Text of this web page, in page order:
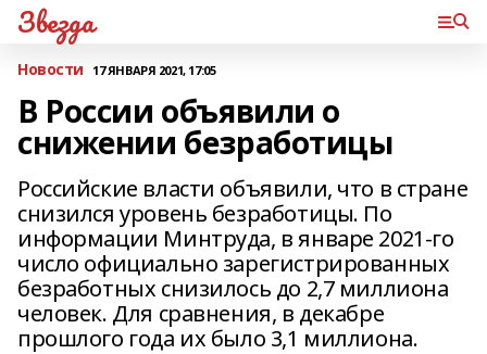
Звезда
Новости 17 ЯНВАРЯ 2021, 17:05
В России объявили о
снижении безработицы
Российские власти объявили, что в стране
снизился уровень безработицы. По
информации Минтруда, в январе 2021-го
число официально зарегистрированных
безработных снизилось до 2,7 миллиона
человек. Для сравнения, в декабре
прошлого года их было 3,1 миллиона.